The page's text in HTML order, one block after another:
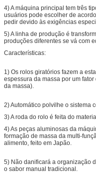
4) A máquina principal tem três
usuários pode escolher de
pedir devido às exigências
5) A linha de produção é
produções diferentes se vá com
Características:
1) Os rolos giratórios fazem a
espessura da massa por um
da massa).
2) Automático polvilhe o sistema
3) A roda do rolo é feita do
4) As peças aluminosas da
formação de massa da multi-
alimento, feito em Japão.
5) Não danificará a organização
o sabor manual tradicional.